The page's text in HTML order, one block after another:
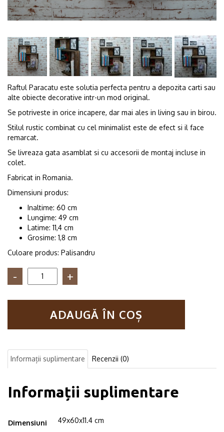
Raftul Paracatu este solutia perfecta pentru a depozita carti sau
alte obiecte decorative intr-un mod original.
Se potriveste in orice incapere, dar mai ales in living sau in birou.
Stilul rustic combinat cu cel minimalist este de efect si il face
remarcat.
Se livreaza gata asamblat si cu accesorii de montaj incluse in
colet.
Fabricat in Romania.
Dimensiuni produs:
Inaltime: 60 cm
Lungime: 49 cm
Latime: 11,4 cm
Grosime: 1,8 cm
Culoare produs: Palisandru
Cantitate
perete
Paracatu
ADAUGĂ ÎN COȘ
Informații suplimentare Recenzii (0)
Informații suplimentare
Dimensiuni 49x60x11.4 cm